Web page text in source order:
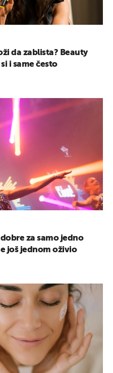
da zablista? Beauty
i same često
za samo jedno
još jednom oživio